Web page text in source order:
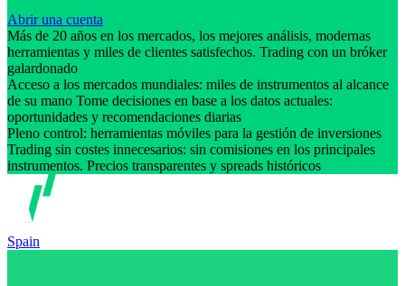
Abrir una cuenta
Más de 20 años en los mercados, los mejores análisis, modernas
herramientas y miles de clientes satisfechos. Trading con un bróker
galardonado
Acceso a los mercados mundiales: miles de instrumentos al alcance
de su mano Tome decisiones en base a los datos actuales:
oportunidades y recomendaciones diarias
Pleno control: herramientas móviles para la gestión de inversiones
Trading sin costes innecesarios: sin comisiones en los principales
instrumentos. Precios transparentes y spreads históricos
Spain